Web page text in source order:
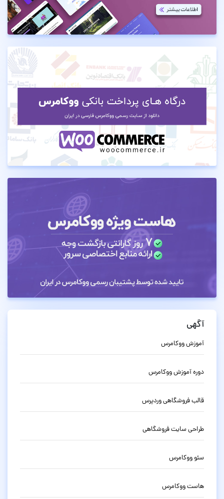
آگهی
آموزش ووکامرس
دوره آموزش ووکامرس
قالب فروشگاهی وردپرس
طراحی سایت فروشگاهی
سئو ووکامرس
هاست ووکامرس